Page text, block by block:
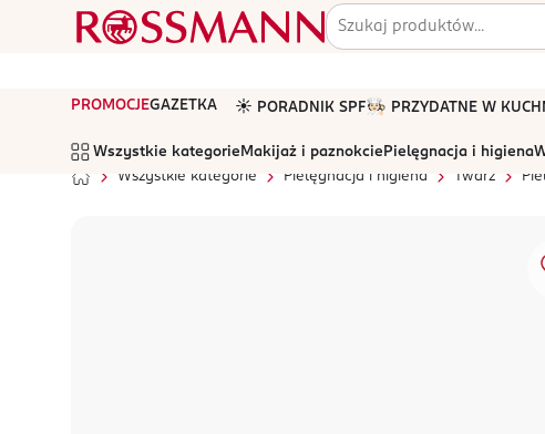
PROMOCJEGAZETKA ☀️ PORADNIK SPF🧑🏻‍🍳 PRZYDATNE W
Wszystkie kategorie Makijaż i paznokcie Pielęgnacja i higiena
Wszystkie kategorie
Pielęgnacja i higiena Twarz